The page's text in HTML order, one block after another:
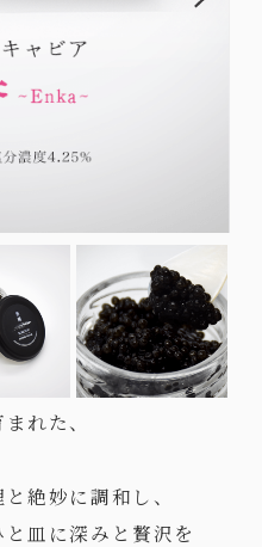
れた、
絶妙に調和し、
と皿に深みと贅沢を